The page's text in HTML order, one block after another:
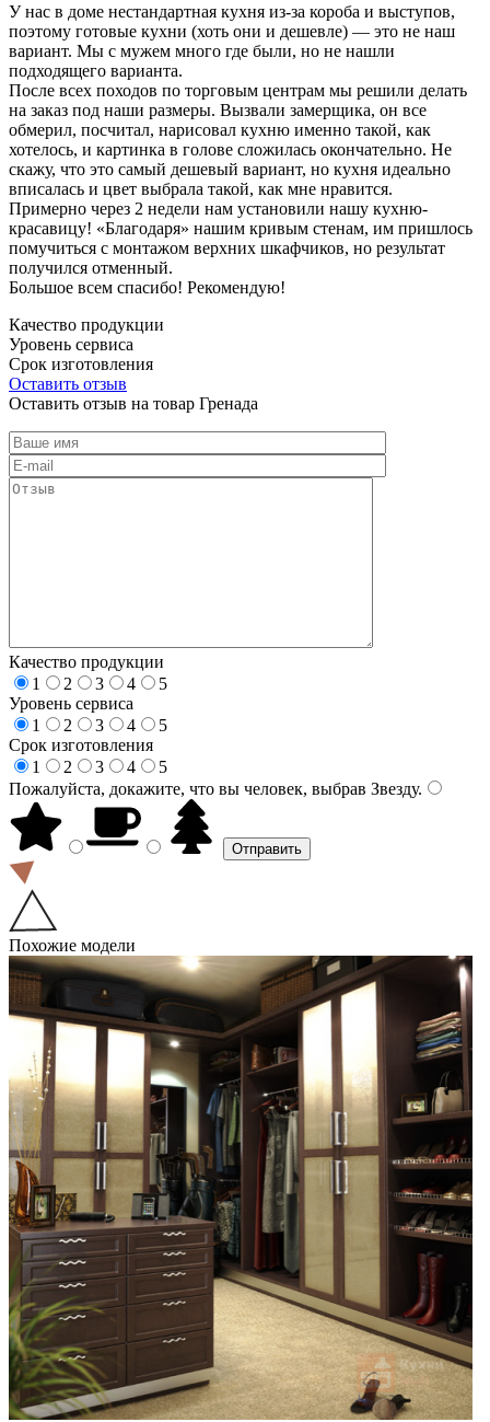
У нас в доме нестандартная кухня из-за короба и выступов,
поэтому готовые кухни (хоть они и дешевле) — это не наш
вариант. Мы с мужем много где были, но не нашли
подходящего варианта.
После всех походов по торговым центрам мы решили делать
на заказ под наши размеры. Вызвали замерщика, он все
обмерил, посчитал, нарисовал кухню именно такой, как
хотелось, и картинка в голове сложилась окончательно. Не
скажу, что это самый дешевый вариант, но кухня идеально
вписалась и цвет выбрала такой, как мне нравится.
Примерно через 2 недели нам установили нашу кухню-
красавицу! «Благодаря» нашим кривым стенам, им пришлось
помучиться с монтажом верхних шкафчиков, но результат
получился отменный.
Большое всем спасибо! Рекомендую!
Качество продукции
Уровень сервиса
Срок изготовления
Оставить отзыв
Оставить отзыв на товар Гренада
Качество продукции
1
2 3 4
5
Уровень сервиса
1
2 3 4
5
Срок изготовления
1
2 3 4
5
Пожалуйста, докажите, что вы человек, выбрав Звезду.
Похожие модели